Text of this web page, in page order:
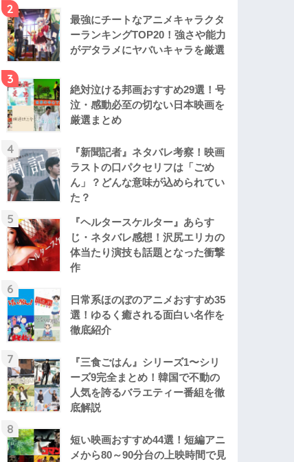
2
最強にチートなアニメキャラクタ
ーランキングTOP20！強さや能力
がデタラメにヤバいキャラを厳選
3
絶対泣ける邦画おすすめ29選！号
泣・感動必至の切ない日本映画を
厳選まとめ
4
『新聞記者』ネタバレ考察！映画
ラストの口パクセリフは「ごめ
ん」？どんな意味が込められてい
た？
5
『ヘルタースケルター』あらす
じ・ネタバレ感想！沢尻エリカの
体当たり演技も話題となった衝撃
作
6
日常系ほのぼのアニメおすすめ35
選！ゆるく癒される面白い名作を
徹底紹介
7
『三食ごはん』シリーズ1〜シリ
ーズ9完全まとめ！韓国で不動の
人気を誇るバラエティー番組を徹
底解説
8
短い映画おすすめ44選！短編アニ
メから80～90分台の上映時間で見